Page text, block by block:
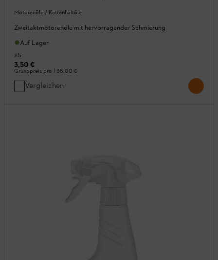
Motorenöle / Kettenhaftöle
Zweitaktmotorenöle mit hervorragender Schmierung
Auf Lager
Ab
3,50 €
Grundpreis pro l 35,00 €
Vergleichen